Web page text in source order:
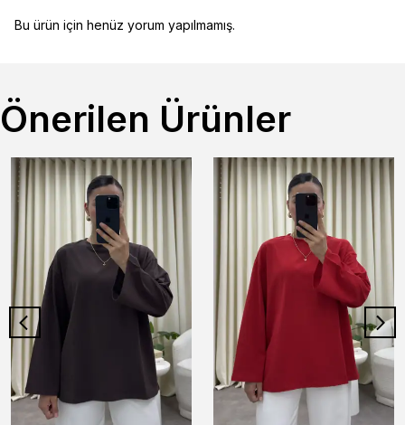
Bu ürün için henüz yorum yapılmamış.
Önerilen Ürünler